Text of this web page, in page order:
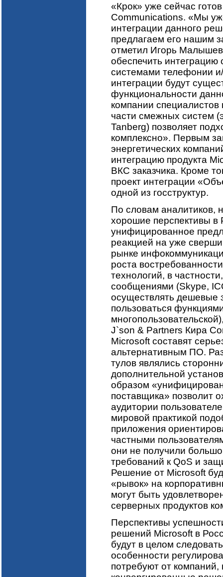
«Крок» уже сейчас
Communications. «Мы
интеграции данного
предлагаем его нашим
отметил Игорь
обеспечить
системами телефонии
интеграции будут
функциональности
компании
части смежных систем
Tanberg) позволяет
комплексно». Первым
энергетических
интеграцию продукта
ВКС заказчика. Кроме
проект интеграции
одной из госструктур.
По словам аналитиков,
хорошие перспективы
унифицированное
реакцией на уже
рынке
роста
технологий, в
сообщениями (Skype,
осуществлять дешевые
пользоваться
J`son & Partners Кира
Microsoft составят
альтернативным ПО.
тулов являлись
дополнительной
образом
поставщика» позволит
аудитории
мировой практикой
приложения
частными
они не получили
требований к QoS и
Решение от Microsoft
«рывок» на
могут быть
серверных продуктов
Перспективы
решений Microsoft в
будут в целом
особенности
потребуют от